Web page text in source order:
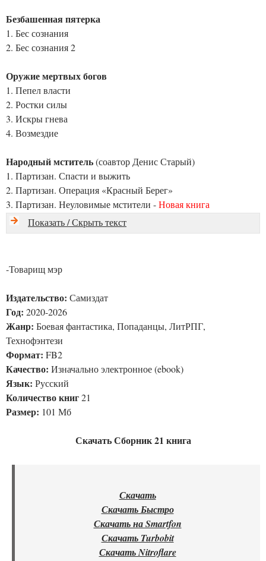
Безбашенная пятерка
1. Бес сознания
2. Бес сознания 2
Оружие мертвых богов
1. Пепел власти
2. Ростки силы
3. Искры гнева
4. Возмездие
Народный мститель(соавтор Денис Старый)
1. Партизан. Спасти и выжить
2. Партизан. Операция «Красный Берег»
3. Партизан. Неуловимые мстители -Новая книга
Показать / Скрыть текст
-Товарищ мэр
Издательство: Самиздат
Год: 2020-2026
Жанр: Боевая фантастика, Попаданцы, ЛитРПГ,
Технофэнтези
Формат: FB2
Качество: Изначально электронное (ebook)
Язык: Русский
Количество книг21
Размер: 101 Мб
Скачать Сборник 21 книга
Скачать
Скачать Быстро
Скачать на Smartfon
Скачать Turbobit
Скачать Nitroflare